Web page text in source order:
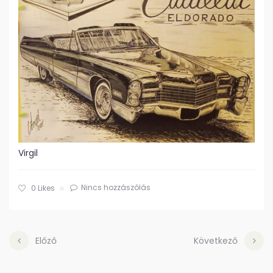
Virgil
0 Likes Nincs hozzászólás
Előző Következő